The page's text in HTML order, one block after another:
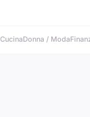
CucinaDonna / Moda